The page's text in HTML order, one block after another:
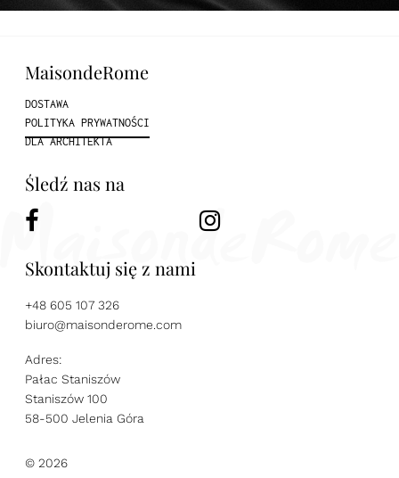
MaisondeRome
DOSTAWA
POLITYKA PRYWATNOŚCI
DLA ARCHITEKTA
Śledź nas na
Skontaktuj się z nami
+48 605 107 326
biuro@maisonderome.com
Adres:
Pałac Staniszów
Staniszów 100
58-500 Jelenia Góra
© 2026